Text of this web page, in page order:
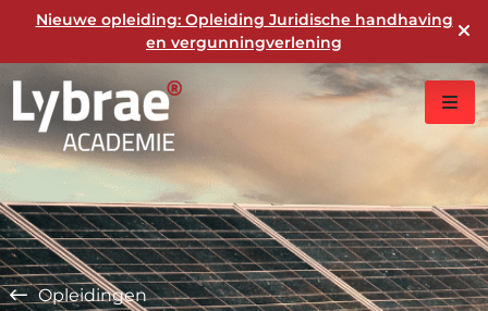
Nieuwe opleiding: Opleiding Juridische handhaving
en vergunningverlening
Opleidingen